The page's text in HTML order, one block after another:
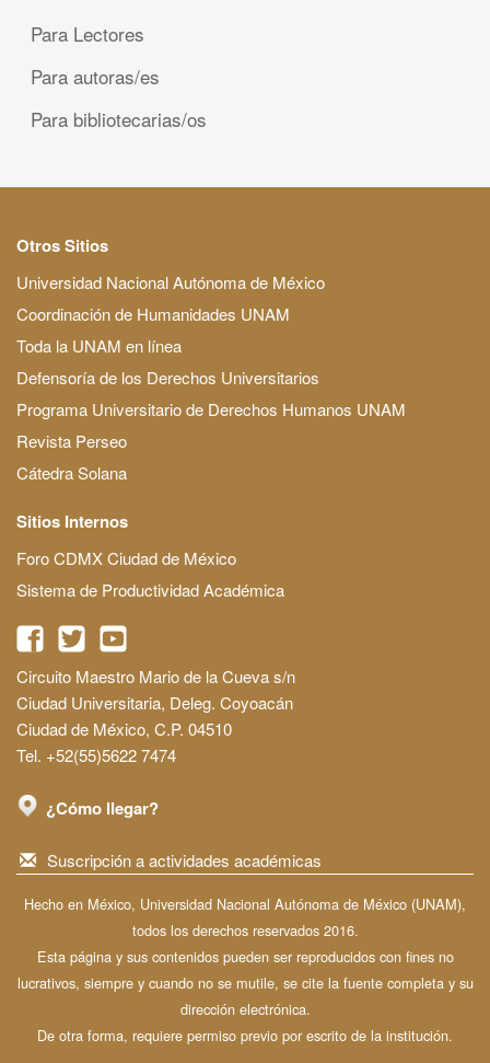
Para Lectores
Para autoras/es
Para bibliotecarias/os
Otros Sitios
Universidad Nacional Autónoma de México
Coordinación de Humanidades UNAM
Toda la UNAM en línea
Defensoría de los Derechos Universitarios
Programa Universitario de Derechos Humanos UNAM
Revista Perseo
Cátedra Solana
Sitios Internos
Foro CDMX Ciudad de México
Sistema de Productividad Académica
Circuito Maestro Mario de la Cueva s/n
Ciudad Universitaria, Deleg. Coyoacán
Ciudad de México, C.P. 04510
Tel. +52(55)5622 7474
¿Cómo llegar?
Suscripción a actividades académicas
Hecho en México, Universidad Nacional Autónoma de México (UNAM),
todos los derechos reservados 2016.
Esta página y sus contenidos pueden ser reproducidos con fines no
lucrativos, siempre y cuando no se mutile, se cite la fuente completa y su
dirección electrónica.
De otra forma, requiere permiso previo por escrito de la institución.